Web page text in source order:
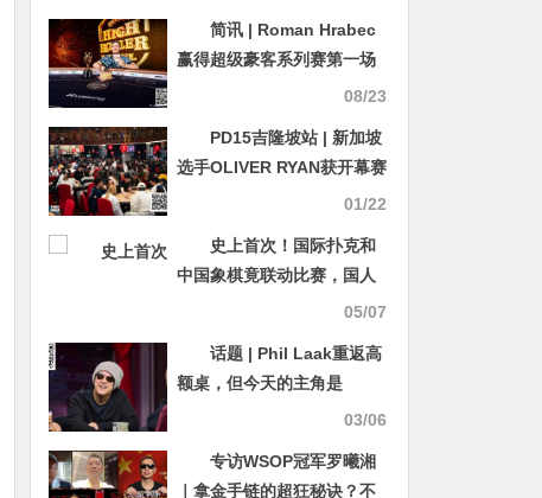
简讯 | Roman Hrabec
赢得超级豪客系列赛第一场
比赛，奖金 316,000 美元08/23
PD15吉隆坡站 | 新加坡
选手OLIVER RYAN获开幕赛
冠军，国人叶之帆 徐良立分
01/22
史上首次！国际扑克和
中国象棋竟联动比赛，国人
xuang888勇夺生肖狂欢赛
05/07
话题 | Phil Laak重返高
额桌，但今天的主角是
03/06
专访WSOP冠军罗曦湘
｜拿金手链的超狂秘诀？不